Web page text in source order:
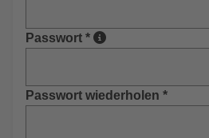
Passwort *
Passwort wiederholen *